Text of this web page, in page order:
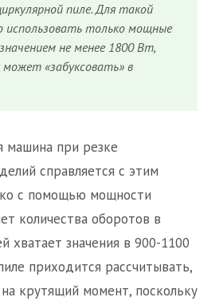
пиле. Для такой
использовать только мощные
не менее 1800 Вт,
может «забуксовать» в
машина при резке
справляется с этим
с помощью мощности
количества оборотов в
хватает значения в 900-1100
приходится рассчитывать,
крутящий момент, поскольку